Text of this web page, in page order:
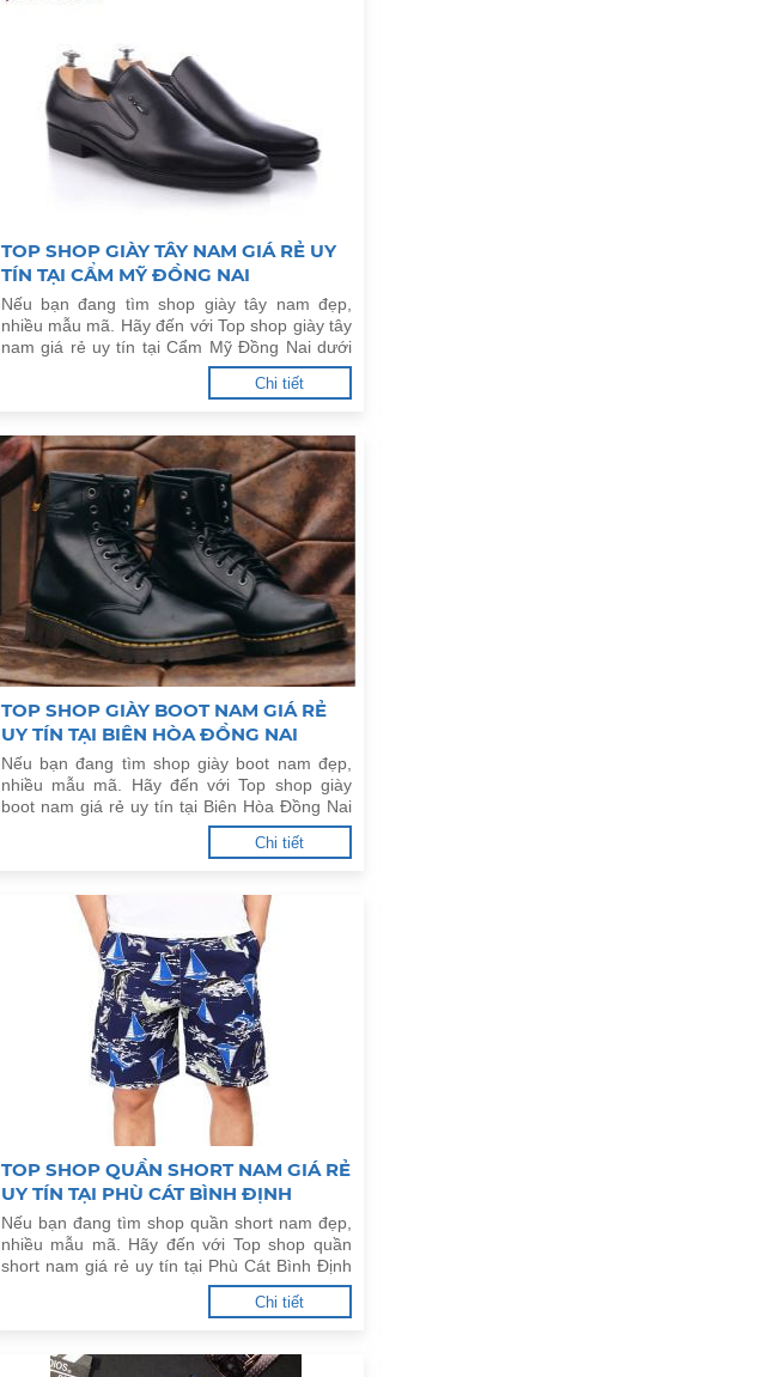
TOP SHOP GIÀY TÂY NAM GIÁ RẺ UY
TÍN TẠI CẨM MỸ ĐỒNG NAI
Nếu bạn đang tìm shop giày tây nam đẹp,
nhiều mẫu mã. Hãy đến với Top shop giày tây
nam giá rẻ uy tín tại Cẩm Mỹ Đồng Nai dưới
Chi tiết
TOP SHOP GIÀY BOOT NAM GIÁ RẺ
UY TÍN TẠI BIÊN HÒA ĐỒNG NAI
Nếu bạn đang tìm shop giày boot nam đẹp,
nhiều mẫu mã. Hãy đến với Top shop giày
boot nam giá rẻ uy tín tại Biên Hòa Đồng Nai
Chi tiết
TOP SHOP QUẦN SHORT NAM GIÁ RẺ
UY TÍN TẠI PHÙ CÁT BÌNH ĐỊNH
Nếu bạn đang tìm shop quần short nam đẹp,
nhiều mẫu mã. Hãy đến với Top shop quần
short nam giá rẻ uy tín tại Phù Cát Bình Định
Chi tiết